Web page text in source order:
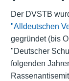
Der DVSTB
"Alldeutschen
gegründet (bis
"Deutscher
folgenden